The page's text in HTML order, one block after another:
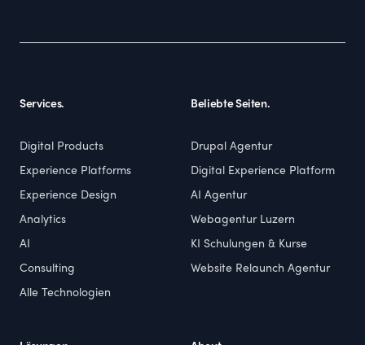
Services.
Digital Products
Experience Platforms
Experience Design
Analytics
AI
Consulting
Alle Technologien
Beliebte Seiten.
Drupal Agentur
Digital Experience Platform
AI Agentur
Webagentur Luzern
KI Schulungen & Kurse
Website Relaunch Agentur